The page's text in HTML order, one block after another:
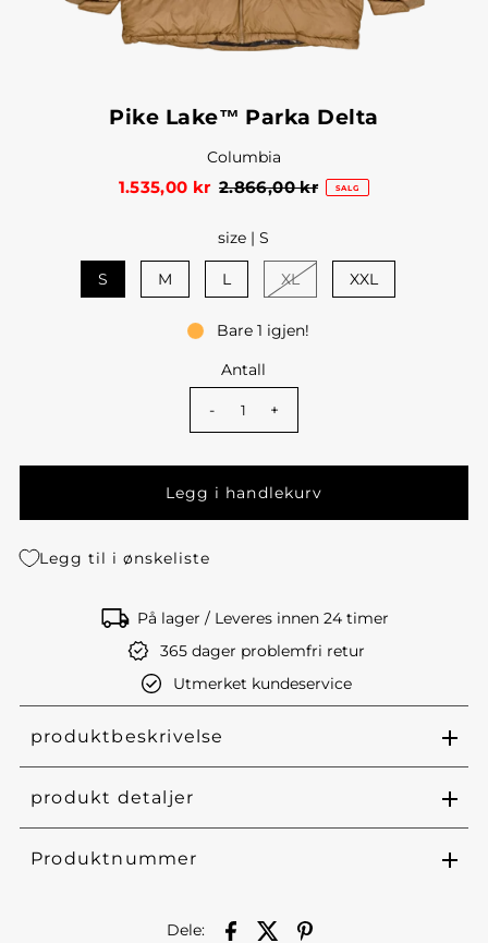
Pike Lake™ Parka Delta
Columbia
1.535,00 kr 2.866,00 kr SALG
size |S
S M L XL XXL
Bare 1 igjen!
Antall
- +
Legg til i ønskeliste
På lager / Leveres innen 24 timer
365 dager problemfri retur
Utmerket kundeservice
produktbeskrivelse
produkt detaljer
Produktnummer
Dele: